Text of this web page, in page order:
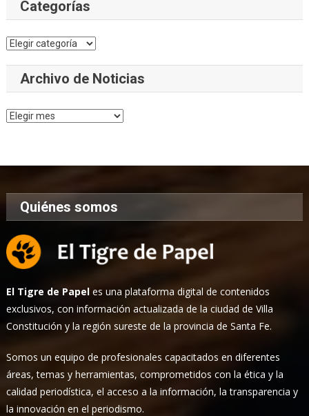
Categorías
Categorías
Archivo de Noticias
Archivo
Quiénes somos
El Tigre de Papel es una plataforma digital de contenidos
exclusivos, con información actualizada de la ciudad de Villa
Constitución y la región sureste de la provincia de Santa Fe.
Somos un equipo de profesionales capacitados en diferentes
áreas, temas y herramientas, comprometidos con la ética y la
calidad periodística, el acceso a la información, la transparencia y
la innovación en el periodismo.